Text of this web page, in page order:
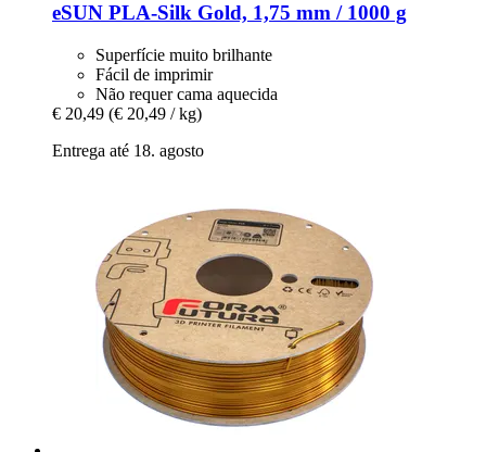
eSUN PLA-​Silk Gold, 1,75 mm / 1000 g
Superfície muito brilhante
Fácil de imprimir
Não requer cama aquecida
€ 20,49 (€ 20,49 / kg)
Entrega até 18. agosto